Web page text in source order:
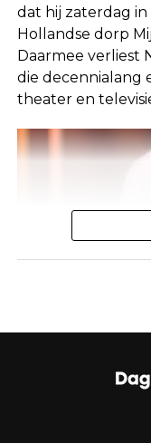
In First Dates
diner, waarbij ze
De show is
ongemakkelijke
Dit moment was
gebeurde niet.
frustratie bij hem,
zijn foto wel goed
dat hij zaterdag
Hollandse dorp
Daarmee verliest
die decennialang
theater en
Bekend